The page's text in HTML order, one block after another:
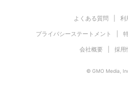
よくある質問 利
プライバシーステートメント
会社概要 採用
© GMO Media,